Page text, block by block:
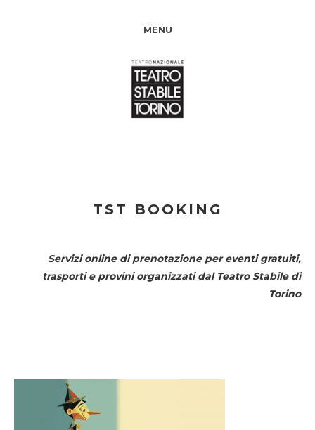
MENU
TST BOOKING
Servizi online di prenotazione per eventi gratuiti,
trasporti e provini organizzati dal Teatro Stabile di
Torino